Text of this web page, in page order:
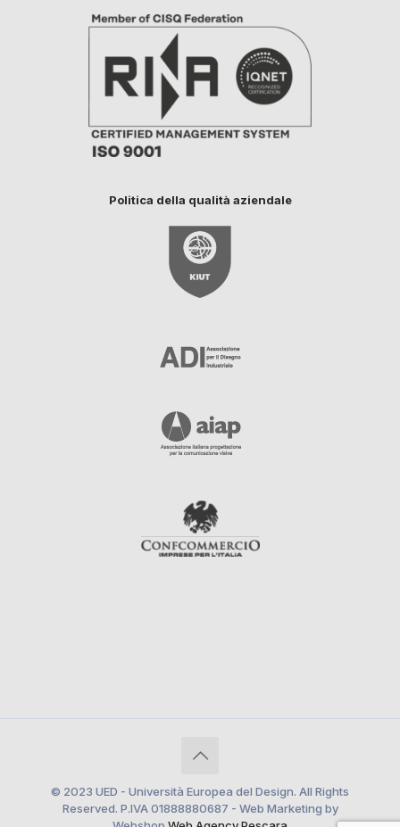
Politica della qualità aziendale
© 2023 UED - Università Europea del Design. All Rights
Reserved. P.IVA 01888880687 - Web Marketing by